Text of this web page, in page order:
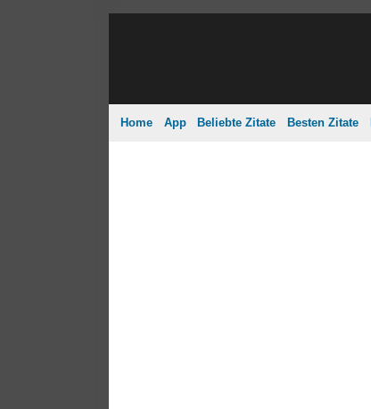
Home App Beliebte Zitate Besten Zitate